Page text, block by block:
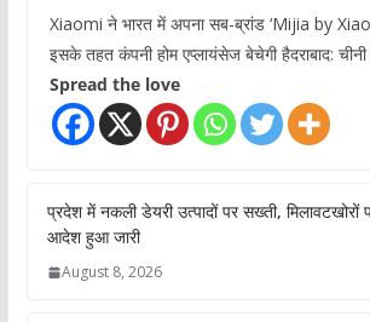
Xiaomi ने भारत में अपना सब-ब्रांड ‘Mijia by
इसके तहत कंपनी होम एप्लायंसेज बेचेगी हैदराबाद:
Spread the love
प्रदेश में नकली डेयरी उत्पादों पर सख्ती,
आदेश हुआ जारी
August 8, 2026